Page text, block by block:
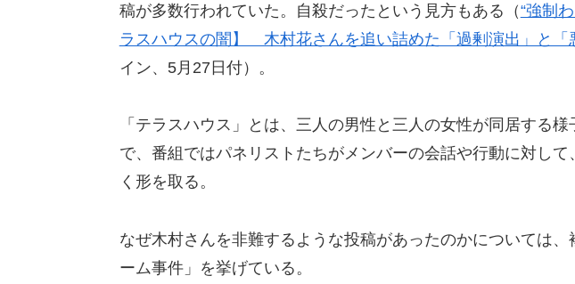
稿が多数行われていた。自殺だったという見方もある（“強制
ラスハウスの闇】 木村花さんを追い詰めた「過剰演出」と「
イン、5月27日付）。
「テラスハウス」とは、三人の男性と三人の女性が同居する
で、番組ではパネリストたちがメンバーの会話や行動に対し
く形を取る。
なぜ木村さんを非難するような投稿があったのかについては、
ーム事件」を挙げている。